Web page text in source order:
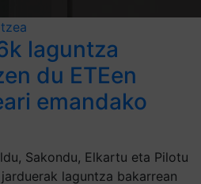
laguntza
du ETEen
emandako
Sakondu, Elkartu eta Pilotu
laguntza bakarrean